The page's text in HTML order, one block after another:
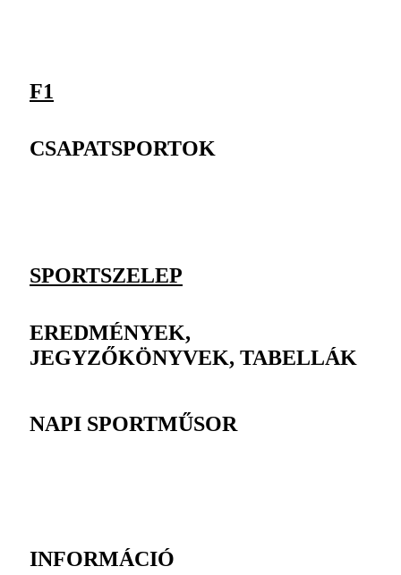
F1
CSAPATSPORTOK
SPORTSZELEP
EREDMÉNYEK,
JEGYZŐKÖNYVEK, TABELLÁK
NAPI SPORTMŰSOR
INFORMÁCIÓ